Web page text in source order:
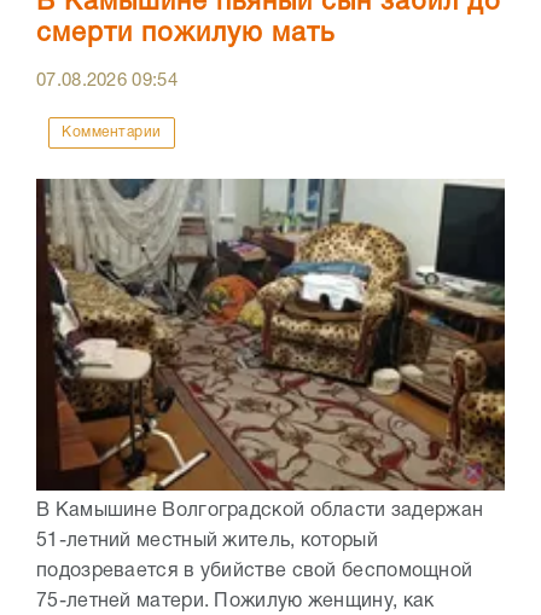
смерти пожилую мать
07.08.202609:54
Комментарии
В Камышине Волгоградской области задержан
51-летний местный житель, который
подозревается в убийстве свой беспомощной
75-летней матери. Пожилую женщину, как